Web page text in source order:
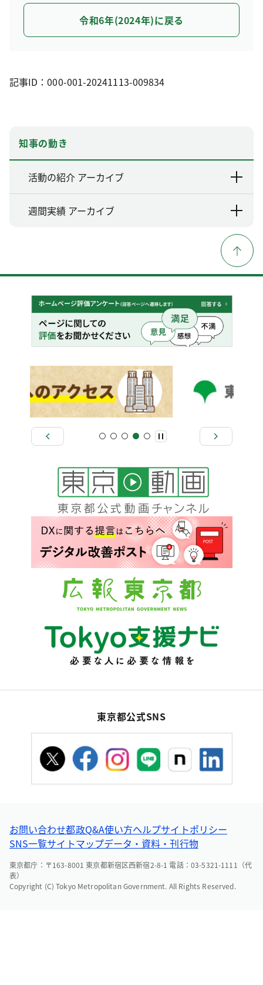
令和6年(2024年)に戻る
記事ID：000-001-20241113-009834
知事の動き
活動の紹介 アーカイブ
週間実績 アーカイブ
東京都公式SNS
お問い合わせ都政Q&A使い方ヘルプサイトポリシー
SNS一覧サイトマップデータ・資料・刊行物
東京都庁：〒163-8001 東京都新宿区西新宿2-8-1 電話：03-5321-1111（代
表）
Copyright (C) Tokyo Metropolitan Government. All Rights Reserved.